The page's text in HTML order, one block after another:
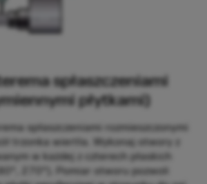
spłaszczeniami
płytkami)
spłaszczeniami rozmieszczonymi
trzonka wiertła. Wykonaj otwory z
w każdej z czterech płaskich
270°). Pomiar otworu pozwoli